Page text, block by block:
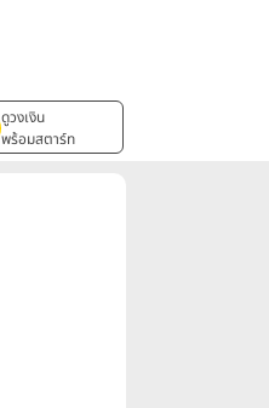
ดูวงเงิน
พร้อมสตาร์ท